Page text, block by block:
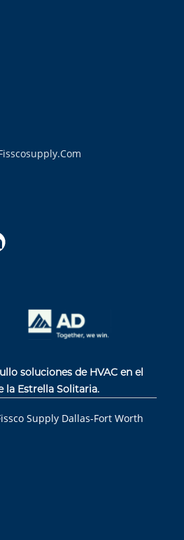
soluciones de HVAC en el
la Estrella Solitaria.
Supply Dallas-Fort Worth